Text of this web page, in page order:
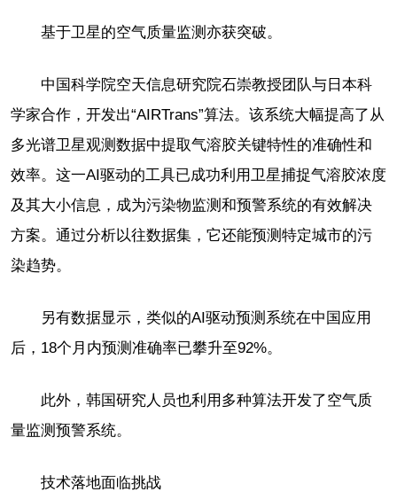
基于卫星的空气质量监测亦获突破。
中国科学院空天信息研究院石崇教授团队与日本科
学家合作，开发出“AIRTrans”算法。该系统大幅提高了从
多光谱卫星观测数据中提取气溶胶关键特性的准确性和
效率。这一AI驱动的工具已成功利用卫星捕捉气溶胶浓度
及其大小信息，成为污染物监测和预警系统的有效解决
方案。通过分析以往数据集，它还能预测特定城市的污
染趋势。
另有数据显示，类似的AI驱动预测系统在中国应用
后，18个月内预测准确率已攀升至92%。
此外，韩国研究人员也利用多种算法开发了空气质
量监测预警系统。
技术落地面临挑战